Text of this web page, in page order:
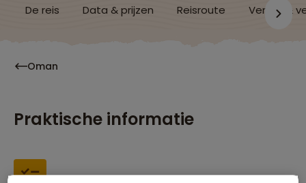
De reis Data & prijzen Reisroute Verblijf &
Oman
Praktische informatie